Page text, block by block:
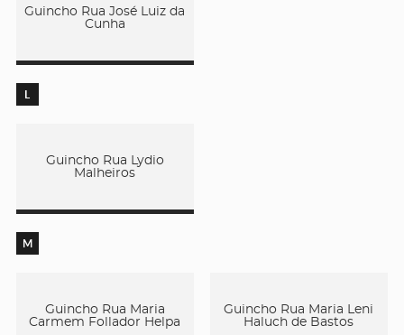
Guincho Rua José Luiz da
Cunha
L
Guincho Rua Lydio
Malheiros
M
Guincho Rua Maria
Carmem Follador Helpa
Guincho Rua Maria Leni
Haluch de Bastos